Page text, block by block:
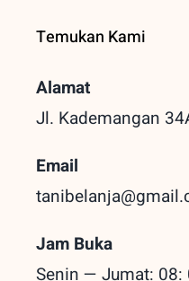
Temukan Kami
Alamat
Jl. Kademangan
Email
Jam Buka
Senin — Jumat: 08: